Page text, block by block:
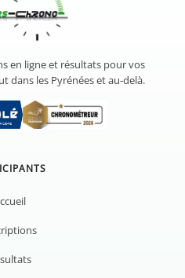
en ligne et résultats pour vos
dans les Pyrénées et au-delà.